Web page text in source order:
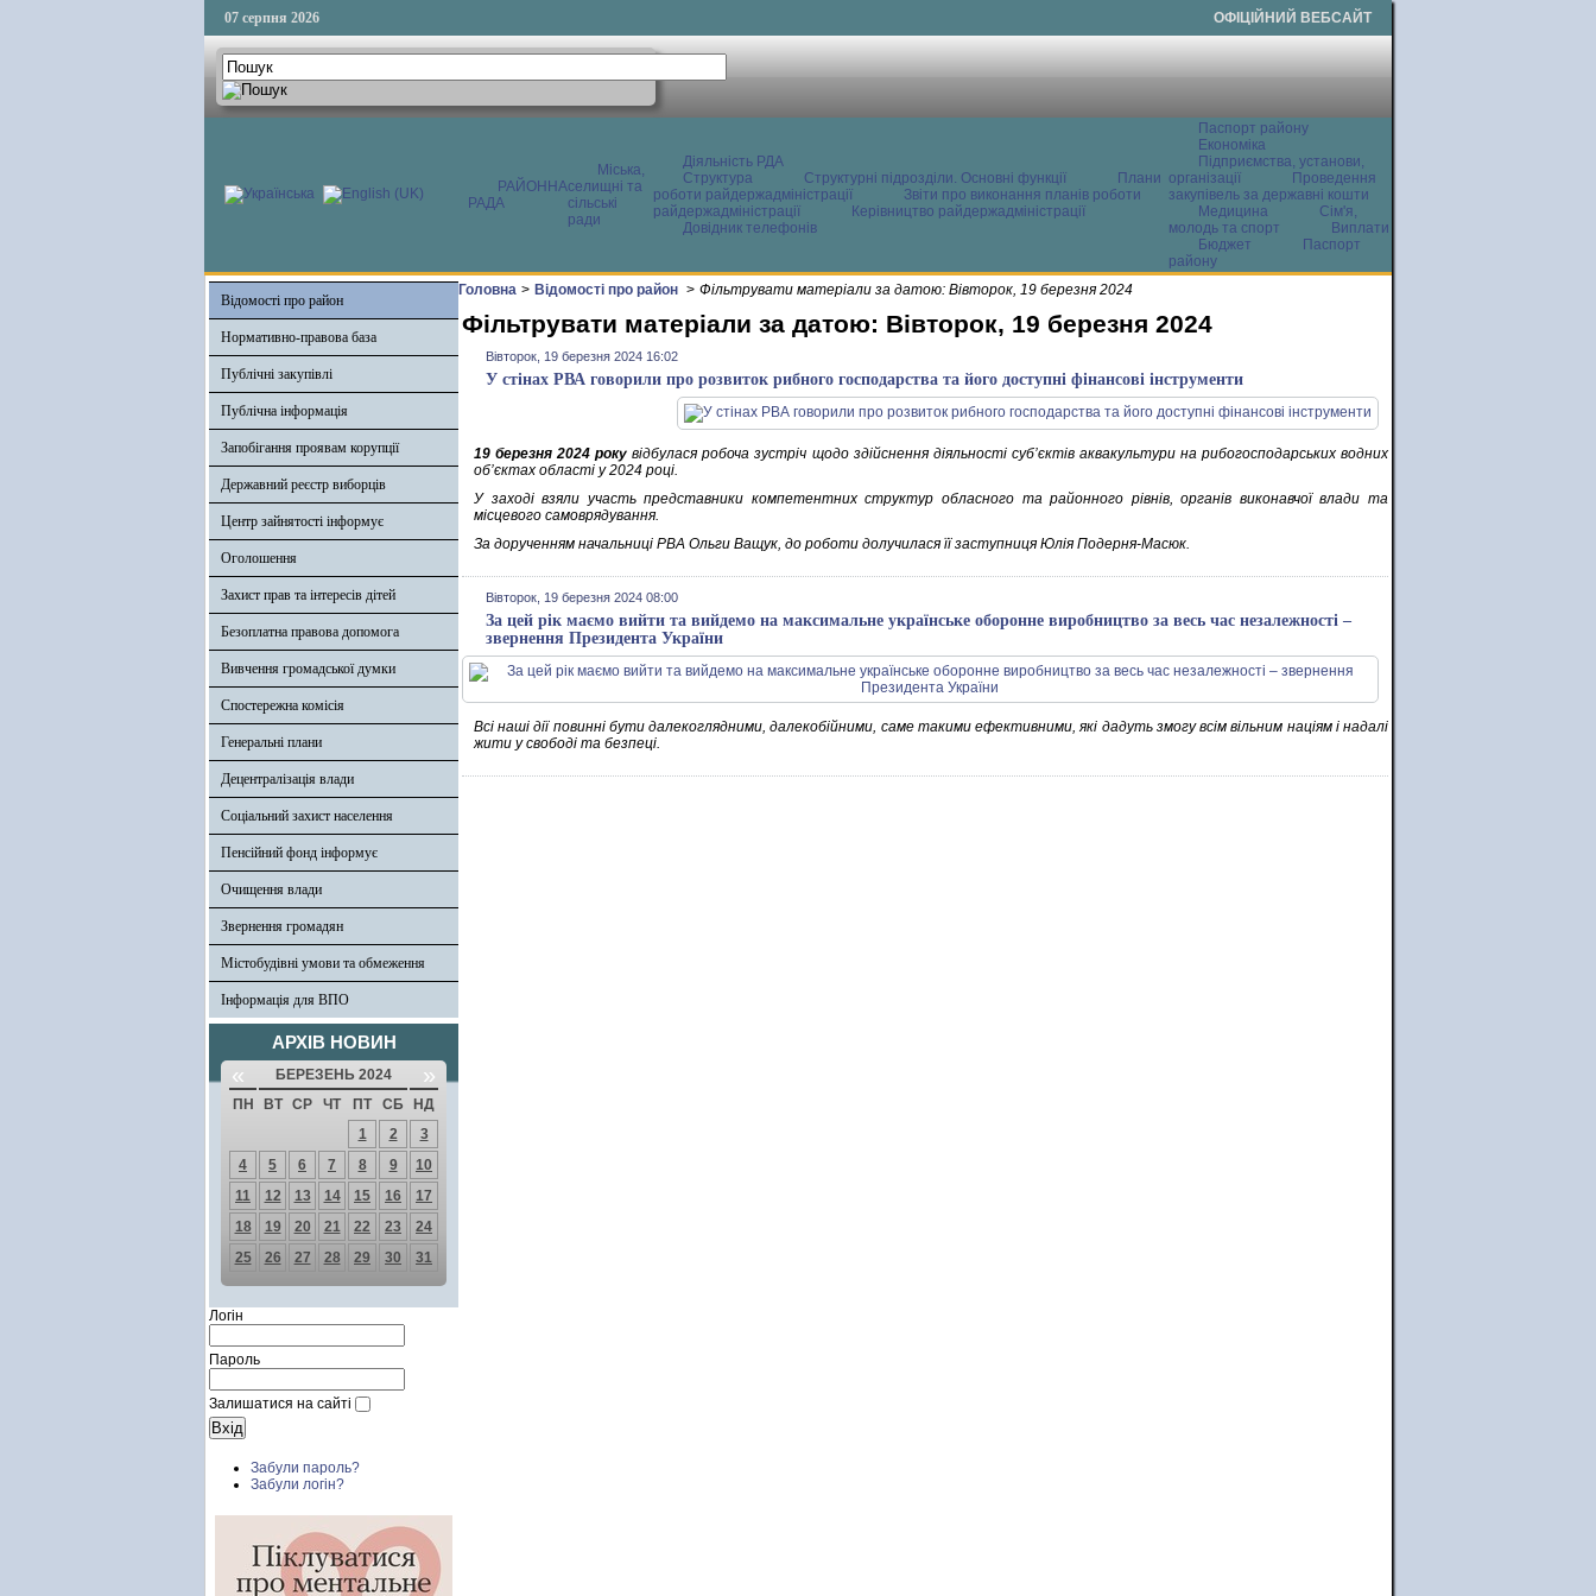
07 серпня 2026 ОФІЦІЙНИЙ ВЕБСАЙТ
РАЙОННА
РАДА
Міська,
селищні та
сільські
ради
Діяльність РДА
Структура
Структурні підрозділи. Основні функції
Плани
роботи райдержадміністрації
Звіти про виконання планів роботи
райдержадміністрації
Керівництво райдержадміністрації
Довідник телефонів
Паспорт району
Економіка
Підприємства, установи,
організації
Проведення
закупівель за державні кошти
Медицина
Сім'я,
молодь та спорт
Виплати
Бюджет
Паспорт
району
Відомості про район
Нормативно-правова база
Публічні закупівлі
Публічна інформація
Запобігання проявам корупції
Державний реєстр виборців
Центр зайнятості інформує
Оголошення
Захист прав та інтересів дітей
Безоплатна правова допомога
Вивчення громадської думки
Спостережна комісія
Генеральні плани
Децентралізація влади
Соціальний захист населення
Пенсійний фонд інформує
Очищення влади
Звернення громадян
Містобудівні умови та обмеження
Інформація для ВПО
АРХІВ НОВИН
« БЕРЕЗЕНЬ 2024 »
ПН ВТ СР ЧТ ПТ СБ
НД
1
2
3
4
5 6 7 8 9
10
11
12 13 14 15 16
17
18
19 20 21 22 23
24
25
26 27 28 29 30 31
Логін
Пароль
Залишатися на сайті
Забули пароль?
Забули логін?
Головна > Відомості про район > Фільтрувати матеріали за датою: Вівторок, 19 березня 2024
Фільтрувати матеріали за датою: Вівторок, 19 березня 2024
Вівторок, 19 березня 2024 16:02
У стінах РВА говорили про розвиток рибного господарства та його доступні фінансові інструменти
19 березня 2024 року відбулася робоча зустріч щодо здійснення діяльності суб’єктів аквакультури на рибогосподарських водних
об’єктах області у 2024 році.
У заході взяли участь представники компетентних структур обласного та районного рівнів, органів виконавчої влади та
місцевого самоврядування.
За дорученням начальниці РВА Ольги Ващук, до роботи долучилася її заступниця Юлія Подерня-Масюк.
Вівторок, 19 березня 2024 08:00
За цей рік маємо вийти та вийдемо на максимальне українське оборонне виробництво за весь час незалежності –
звернення Президента України
Всі наші дії повинні бути далекоглядними, далекобійними, саме такими ефективними, які дадуть змогу всім вільним націям і надалі
жити у свободі та безпеці.